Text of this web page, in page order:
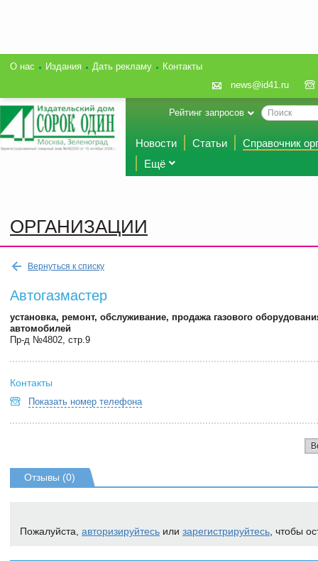
О нас Издания Дать рекламу
Контакты
news@id41.ru
Рейтинг запросов
Новости Статьи
Справочник
Ещё
ОРГАНИЗАЦИИ
Вернуться к списку
Автогазмастер
установка, ремонт, обслуживание, продажа газового
автомобилей
Пр-д №4802, стр.9
Контакты
Показать номер телефона
Отзывы (0)
Пожалуйста, авторизируйтесь или зарегистрируйтесь , чтобы